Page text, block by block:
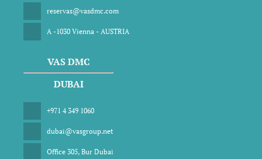
reservas@vasdmc.com
A -1030 Vienna - AUSTRIA
VAS DMC
DUBAI
+971 4 349 1060
dubai@vasgroup.net
Office 305, Bur Dubai